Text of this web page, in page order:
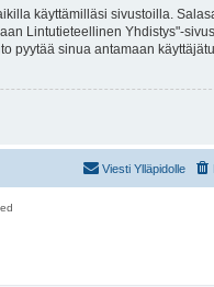
käyttämilläsi sivustoilla.
Lintutieteellinen Yhdistys"-
pyytää sinua antamaan
Viesti Ylläpidolle